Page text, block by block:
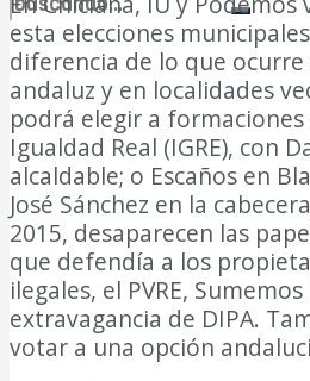
no encontramos resultados
Ver todos los resultados
esta elecciones
diferencia de lo que
andaluz y en localidades
podrá elegir a
Igualdad Real (IGRE), con
alcaldable; o Escaños en
José Sánchez en la
2015, desaparecen las
que defendía a los
ilegales, el PVRE,
extravagancia de DIPA.
votar a una opción